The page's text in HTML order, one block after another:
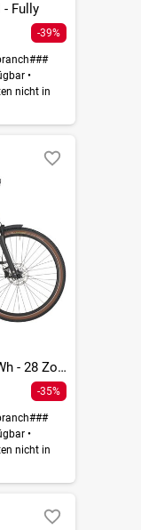
- Fully
-39%
•
nicht in
E-Horizon Sport 20 Wave - 600 Wh - 28 Zoll - Tiefeinsteiger
-35%
•
nicht in